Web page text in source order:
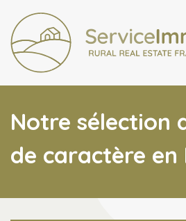
Notre sélection
de caractère en